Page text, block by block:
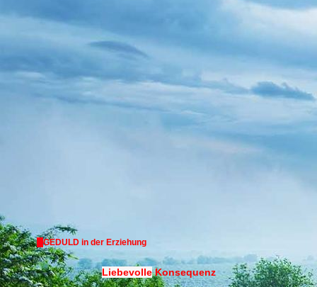
GEDULD in der Erziehung
Liebevolle Konsequenz